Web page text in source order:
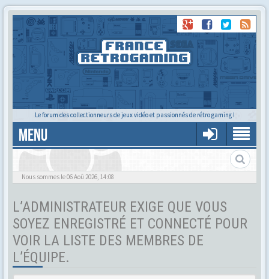
Le forum des collectionneurs de jeux vidéo et passionnés de rétro gaming !
MENU
Tu cherches quelqu'un ?
Nous sommes le 06 Aoû 2026, 14:08
L’ADMINISTRATEUR EXIGE QUE VOUS
SOYEZ ENREGISTRÉ ET CONNECTÉ POUR
VOIR LA LISTE DES MEMBRES DE
L’ÉQUIPE.